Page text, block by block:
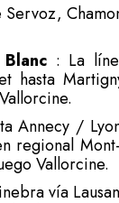
: La
hasta
Annecy /
regional
Vallorcine.
vía